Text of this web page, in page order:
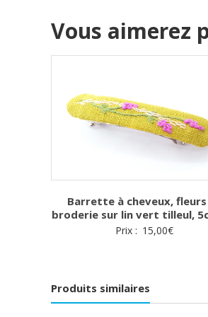
Vous aimerez
Barrette à cheveux, fleurs
broderie sur lin vert tilleul,
Prix : 15,00€
Produits similaires